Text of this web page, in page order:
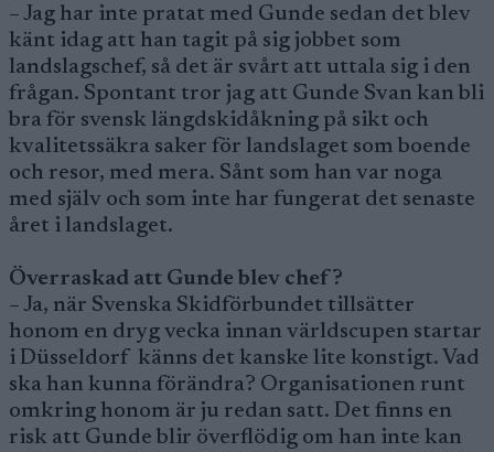
– Jag har inte pratat med Gunde sedan det blev
känt idag att han tagit på sig jobbet som
landslagschef, så det är svårt att uttala sig i den
frågan. Spontant tror jag att Gunde Svan kan bli
bra för svensk längdskidåkning på sikt och
kvalitetssäkra saker för landslaget som boende
och resor, med mera. Sånt som han var noga
med själv och som inte har fungerat det senaste
året i landslaget.
Överraskad att Gunde blev chef?
– Ja, när Svenska Skidförbundet tillsätter
honom en dryg vecka innan världscupen startar
i Düsseldorf känns det kanske lite konstigt. Vad
ska han kunna förändra? Organisationen runt
omkring honom är ju redan satt. Det finns en
risk att Gunde blir överflödig om han inte kan